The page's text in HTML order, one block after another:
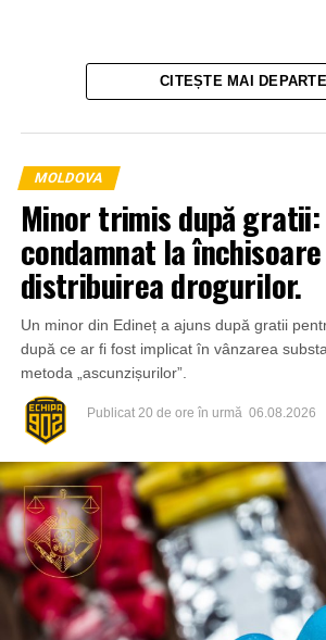
Un alt caz a fost surprins de camerele
din pasajul subteran de pe strada
bulevardul Ștefan cel Mare și Sfânt.
persoană deteriorează intenționat o
ulterior sunt distruse și mai multe plăci
peretele pasajului. Primăria Chișinău a
de drept, care urmează să stabilească
circumstanțele și identitatea
Elementele deteriorate vor fi reparate în
CITEȘTE MAI DEPARTE
MOLDOVA
Minor trimis după
condamnat la
distribuirea drogurilor.
Un minor din Edineț a ajuns după gratii
după ce ar fi fost implicat în vânzarea
metoda „ascunzișurilor”.
Publicat 20 de ore în urmă 06.08.2026